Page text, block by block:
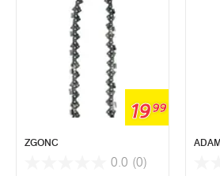
1999
ZGONC
0.0 (0)